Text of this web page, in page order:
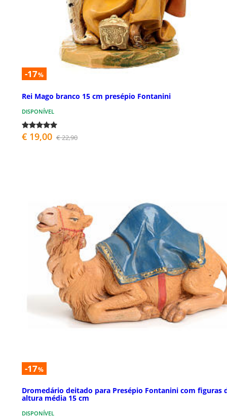
-17%
Rei Mago branco 15 cm presépio Fontanini
DISPONÍVEL
€ 19,00 € 22,90
-17%
Dromedário deitado para Presépio Fontanini com figuras
altura média 15 cm
DISPONÍVEL